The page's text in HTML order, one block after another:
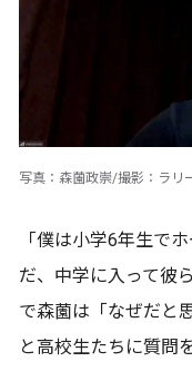
写真：森薗政崇/撮影：ラリ
「僕は小学6年生で
だ、中学に入って彼
で森薗は「なぜだと
と高校生たちに質問